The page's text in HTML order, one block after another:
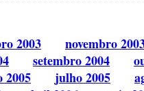
2003 novembro
setembro 2004
2005 julho 2005